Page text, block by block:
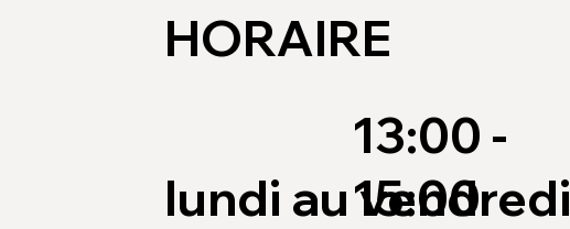
HORAIRE
13:00 -
15:00
lundi au vendredi